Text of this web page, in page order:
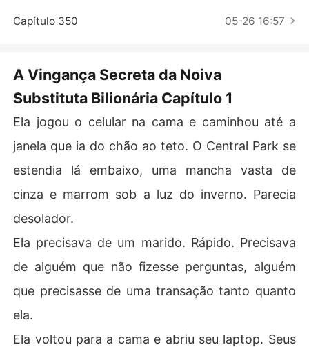
Para piorar, sua própria mãe ligou não para confortá-la,
"Você vai se casar com o velho Henderson para salvar a
a sempre."
has de propósito em uma queimadura grave na mão de
Jocelyn.
Quando Jocelyn reagiu de dor, Kieran a agarrou com fo
rça e a humilhou na frente de toda a elite de Nova York.
"Pare de se fazer de vítima. Você era apenas uma assist
ente medíocre."
Capítulo 350 05-26 16:57
A Vingança Secreta da Noiva
Substituta Bilionária Capítulo 1
Ela jogou o celular na cama e caminhou até a
janela que ia do chão ao teto. O Central Park se
estendia lá embaixo, uma mancha vasta de
cinza e marrom sob a luz do inverno. Parecia
desolador.
Ela precisava de um marido. Rápido. Precisava
de alguém que não fizesse perguntas, alguém
que precisasse de uma transação tanto quanto
ela.
Ela voltou para a cama e abriu seu laptop. Seus